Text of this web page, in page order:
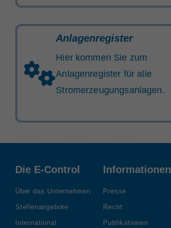
Anlagenregister
Hier kommen Sie zum
Anlagenregister für alle
Stromerzeugungsanlagen.
Die E-Control
Über das Unternehmen
Stellenangebote
International
Informationen
Presse
Recht
Publikationen